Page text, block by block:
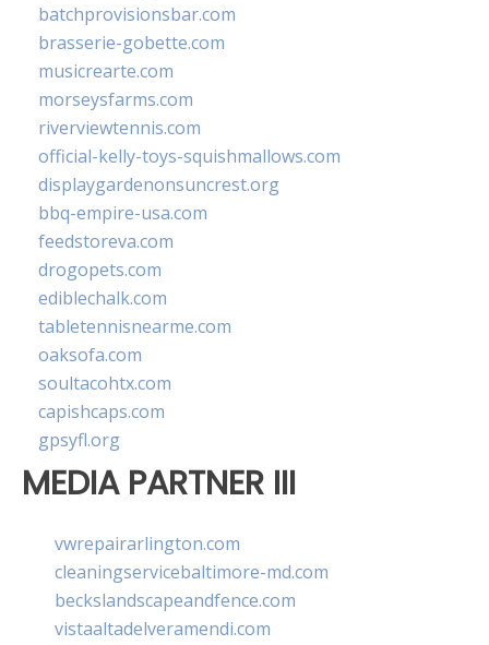
batchprovisionsbar.com
brasserie-gobette.com
musicrearte.com
morseysfarms.com
riverviewtennis.com
official-kelly-toys-squishmallows.com
displaygardenonsuncrest.org
bbq-empire-usa.com
feedstoreva.com
drogopets.com
ediblechalk.com
tabletennisnearme.com
oaksofa.com
soultacohtx.com
capishcaps.com
gpsyfl.org
MEDIA PARTNER III
vwrepairarlington.com
cleaningservicebaltimore-md.com
beckslandscapeandfence.com
vistaaltadelveramendi.com